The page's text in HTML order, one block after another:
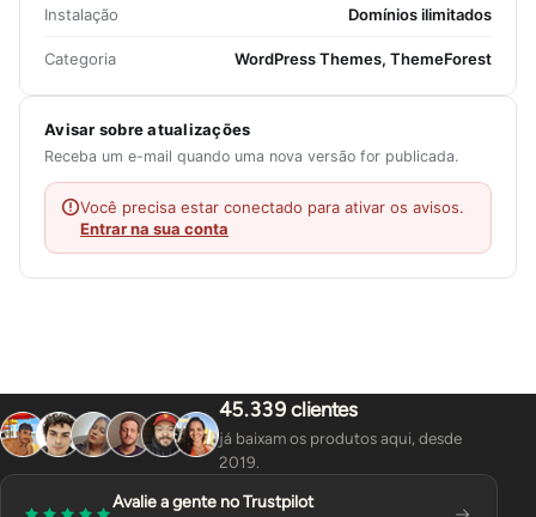
Instalação Domínios ilimitados
Categoria WordPress Themes, ThemeForest
Avisar sobre atualizações
Receba um e-mail quando uma nova versão for publicada.
Você precisa estar conectado para ativar os avisos.
Entrar na sua conta
45.339 clientes
já baixam os produtos aqui, desde
2019.
Avalie a gente no Trustpilot